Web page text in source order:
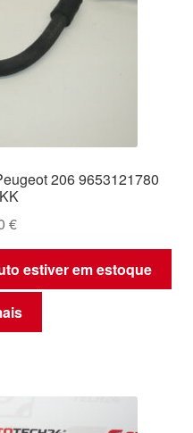
206 9653121780
€
estiver em estoque